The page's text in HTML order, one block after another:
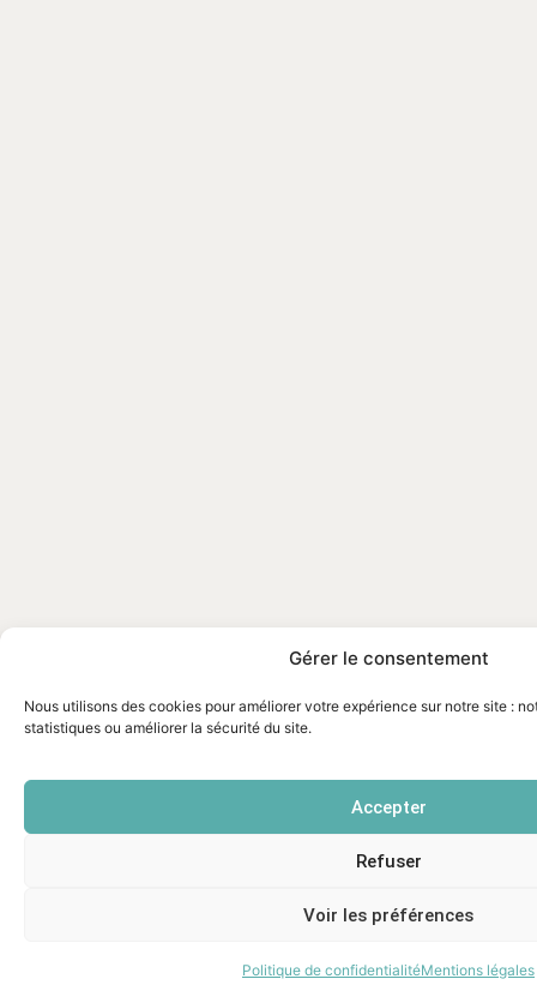
Gérer le consentement
Nous utilisons des cookies pour améliorer votre expérience sur notre site :
statistiques ou améliorer la sécurité du site.
Accepter
Refuser
Voir les préférences
Politique de confidentialitéMentions légales